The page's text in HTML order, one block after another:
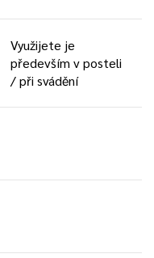
Využijete je
především v posteli
/ při svádění